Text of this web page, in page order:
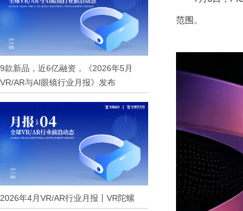
9款新品，近6亿融资，《2026年5月
VR/AR与AI眼镜行业月报》发布
2026年4月VR/AR行业月报丨VR陀螺
范围。